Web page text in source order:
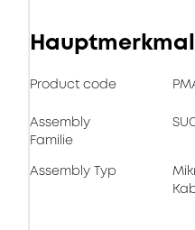
Product code
Assembly
Familie
Assembly Typ